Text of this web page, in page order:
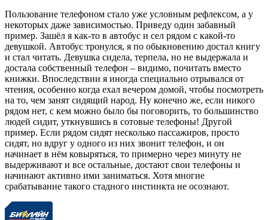
Пользование телефоном стало уже условным рефлексом, а у
некоторых даже зависимостью. Приведу один забавный
пример. Зашёл я как-то в автобус и сел рядом с какой-то
девушкой. Автобус тронулся, я по обыкновению достал книгу
и стал читать. Девушка сидела, терпела, но не выдержала и
достала собственный телефон – видимо, почитать вместо
книжки. Впоследствии я иногда специально отрывался от
чтения, особенно когда ехал вечером домой, чтобы посмотреть
на то, чем занят сидящий народ. Ну конечно же, если никого
рядом нет, с кем можно было бы поговорить, то большинство
людей сидит, уткнувшись в сотовые телефоны! Другой
пример. Если рядом сидят несколько пассажиров, просто
сидят, но вдруг у одного из них звонит телефон, и он
начинает в нём ковыряться, то примерно через минуту не
выдерживают и все остальные, достают свои телефоны и
начинают активно ими заниматься. Хотя многие
срабатывание такого стадного инстинкта не осознают.